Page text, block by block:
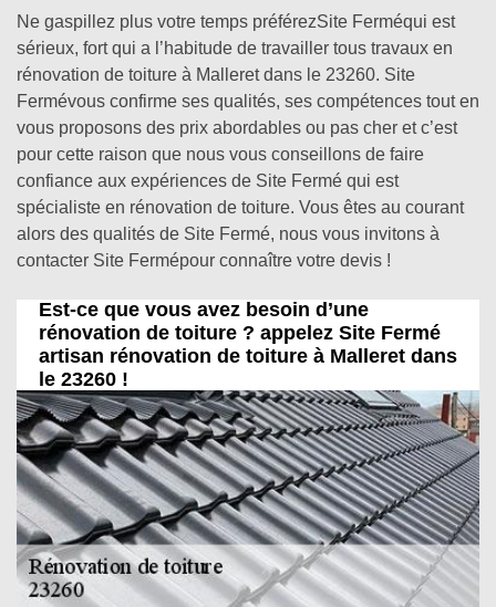
Ne gaspillez plus votre temps préférezSite Ferméqui est
sérieux, fort qui a l’habitude de travailler tous travaux en
rénovation de toiture à Malleret dans le 23260. Site
Fermévous confirme ses qualités, ses compétences tout en
vous proposons des prix abordables ou pas cher et c’est
pour cette raison que nous vous conseillons de faire
confiance aux expériences de Site Fermé qui est
spécialiste en rénovation de toiture. Vous êtes au courant
alors des qualités de Site Fermé, nous vous invitons à
contacter Site Fermépour connaître votre devis !
Est-ce que vous avez besoin d’une
rénovation de toiture ? appelez Site Fermé
artisan rénovation de toiture à Malleret dans
le 23260 !